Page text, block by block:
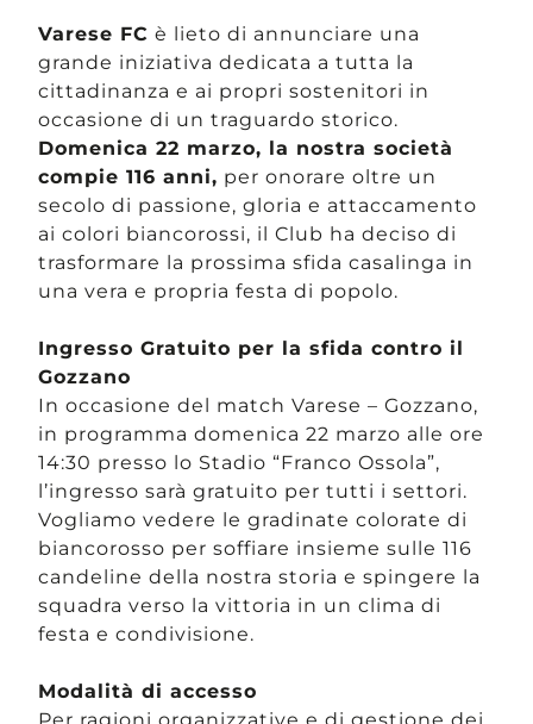
Varese FC è lieto di annunciare una
grande iniziativa dedicata a tutta la
cittadinanza e ai propri sostenitori in
occasione di un traguardo storico.
Domenica 22 marzo, la nostra società
compie 116 anni, per onorare oltre un
secolo di passione, gloria e attaccamento
ai colori biancorossi, il Club ha deciso di
trasformare la prossima sfida casalinga in
una vera e propria festa di popolo.
Ingresso Gratuito per la sfida contro il
Gozzano
In occasione del match Varese – Gozzano,
in programma domenica 22 marzo alle ore
14:30 presso lo Stadio “Franco Ossola”,
l’ingresso sarà gratuito per tutti i settori.
Vogliamo vedere le gradinate colorate di
biancorosso per soffiare insieme sulle 116
candeline della nostra storia e spingere la
squadra verso la vittoria in un clima di
festa e condivisione.
Modalità di accesso